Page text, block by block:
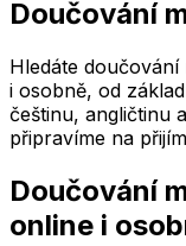
Doučování
Hledáte
i osobně, od
češtinu, angličtinu
připravíme na
Doučování
online i